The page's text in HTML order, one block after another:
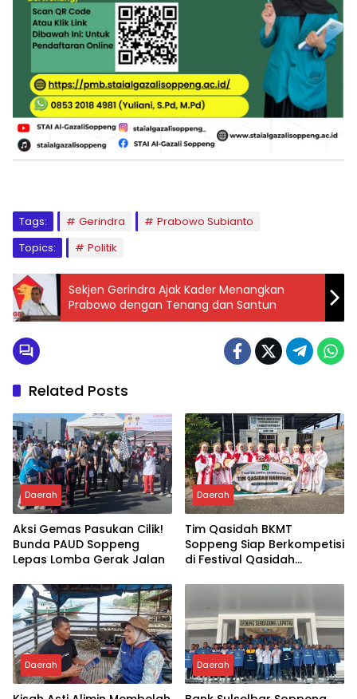
Tags: Gerindra
Prabowo Subianto
Topics:
Politik
Sekjen Gerindra Ajak Kader Menangkan
Prabowo dengan Tenang dan Santun
Related Posts
Daerah
Aksi Gemas Pasukan Cilik!
Bunda PAUD Soppeng
Lepas Lomba Gerak Jalan
Daerah
Tim Qasidah BKMT
Soppeng Siap Berkompetisi
di Festival Qasidah
Daerah Daerah